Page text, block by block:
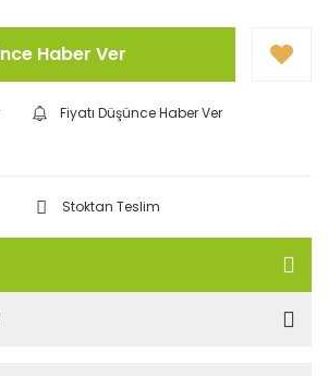
Haber Ver
Fiyatı Düşünce Haber Ver
Stoktan Teslim